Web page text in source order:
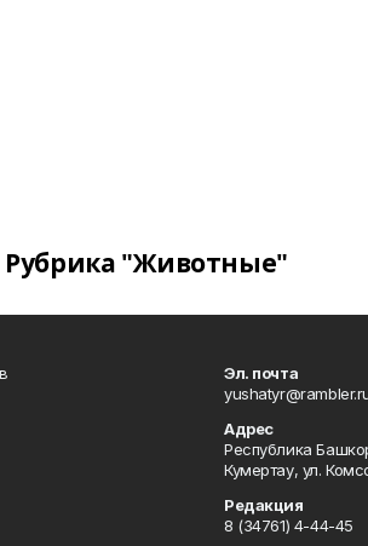
Рубрика "Животные"
Эл. почта
Адрес
Республика
Кумертау, ул.
Редакция
8 (34761) 4-44-45